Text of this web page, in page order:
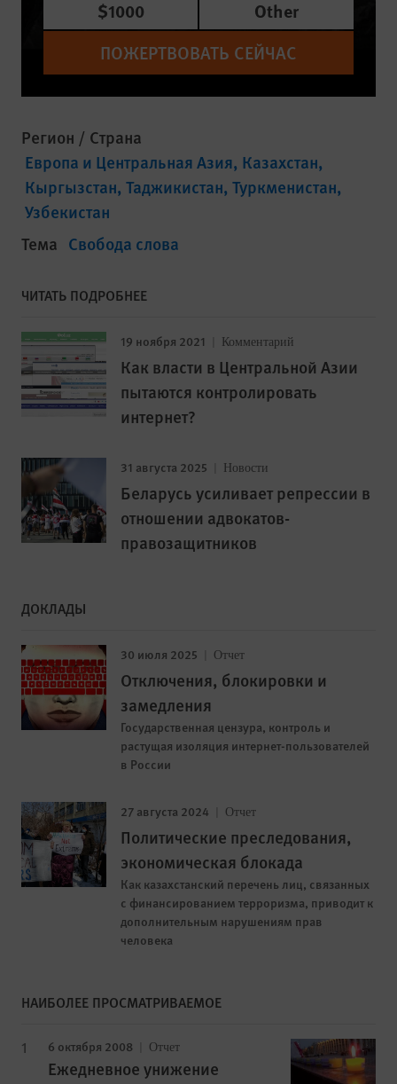
$1000
Other
ПОЖЕРТВОВАТЬ СЕЙЧАС
Регион / Страна
Европа и Центральная Азия Казахстан
Кыргызстан Таджикистан Туркменистан
Узбекистан
Тема Свобода слова
ЧИТАТЬ ПОДРОБНЕЕ
19 ноября 2021 Комментарий
Как власти в Центральной Азии
пытаются контролировать
интернет?
31 августа 2025 Новости
Беларусь усиливает репрессии в
отношении адвокатов-
правозащитников
ДОКЛАДЫ
30 июля 2025 Отчет
Отключения, блокировки и
замедления
Государственная цензура, контроль и
растущая изоляция интернет-пользователей
в России
27 августа 2024 Отчет
Политические преследования,
экономическая блокада
Как казахстанский перечень лиц, связанных
с финансированием терроризма, приводит к
дополнительным нарушениям прав
человека
НАИБОЛЕЕ ПРОСМАТРИВАЕМОЕ
6 октября 2008 Отчет
Ежедневное унижение